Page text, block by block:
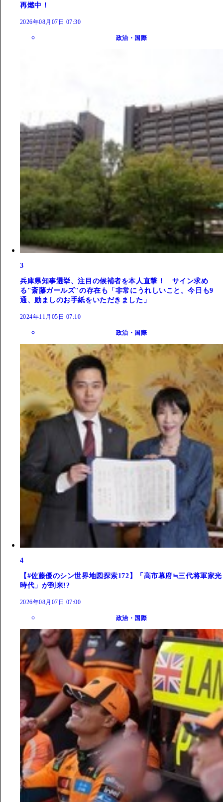
再燃中！
2026年08月07日 07:30
政治・国際
3
兵庫県知事選挙、注目の候補者を本人直撃！ サイン求め
る"斎藤ガールズ"の存在も「非常にうれしいこと。今日も9
通、励ましのお手紙をいただきました」
2024年11月05日 07:10
政治・国際
4
【#佐藤優のシン世界地図探索172】「高市幕府≒三代将軍家光
時代」が到来!?
2026年08月07日 07:00
政治・国際